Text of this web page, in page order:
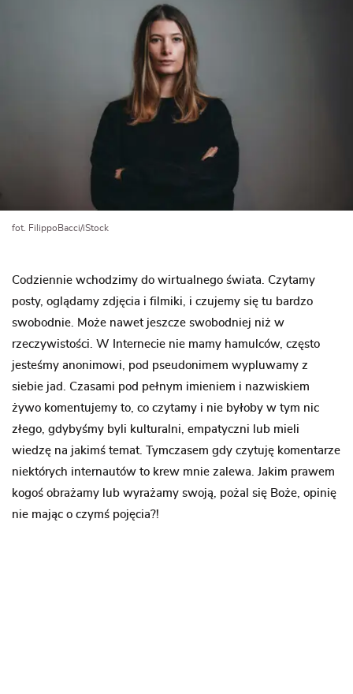
fot. FilippoBacci/iStock
Codziennie wchodzimy do wirtualnego świata. Czytamy
posty, oglądamy zdjęcia i filmiki, i czujemy się tu bardzo
swobodnie. Może nawet jeszcze swobodniej niż w
rzeczywistości. W Internecie nie mamy hamulców, często
jesteśmy anonimowi, pod pseudonimem wypluwamy z
siebie jad. Czasami pod pełnym imieniem i nazwiskiem
żywo komentujemy to, co czytamy i nie byłoby w tym nic
złego, gdybyśmy byli kulturalni, empatyczni lub mieli
wiedzę na jakimś temat. Tymczasem gdy czytuję komentarze
niektórych internautów to krew mnie zalewa. Jakim prawem
kogoś obrażamy lub wyrażamy swoją, pożal się Boże, opinię
nie mając o czymś pojęcia?!